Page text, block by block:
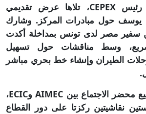
ومراد بن حسين رئيس CEPEX، تلاها عرض تقديمي
يوسف حول مبادرات المركز. وشارك
سفير مصر لدى تونس بمداخلة أكدت
وسط مناقشات حول تسهيل
الطيران وإنشاء خط بحري مباشر
شهدت الفعالية توقيع محضر الاجتماع بين AIMEC وECIC،
نقاشيتين ركزتا على دور القطاع